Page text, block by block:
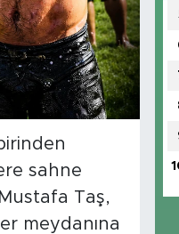
sahne
Taş,
meydanına